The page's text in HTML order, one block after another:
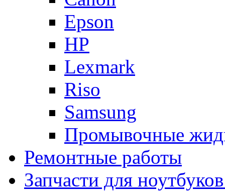
Epson
HP
Lexmark
Riso
Samsung
Промывочные
Ремонтные работы
Запчасти для